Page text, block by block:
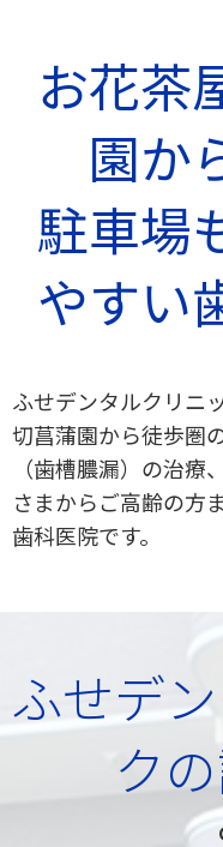
お花茶
園か
駐車場
やすい
ふせデンタルクリニ
切菖蒲園から徒歩圏
（歯槽膿漏）の治
さまからご高齢の方
歯科医院です。
ふせデ
ク